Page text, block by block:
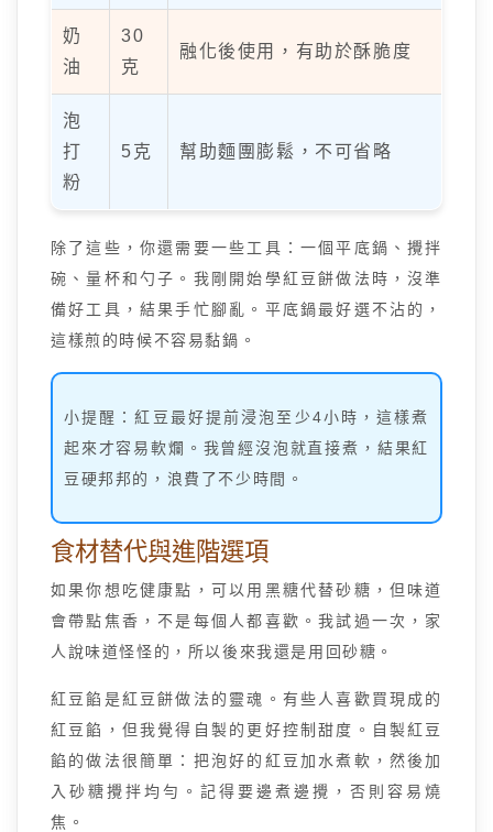
奶
油
30
克
融化後使用，有助於酥脆度
泡
打
粉
5克 幫助麵團膨鬆，不可省略
除了這些，你還需要一些工具：一個平底鍋、攪拌
碗、量杯和勺子。我剛開始學紅豆餅做法時，沒準
備好工具，結果手忙腳亂。平底鍋最好選不沾的，
這樣煎的時候不容易黏鍋。
小提醒：紅豆最好提前浸泡至少4小時，這樣煮
起來才容易軟爛。我曾經沒泡就直接煮，結果紅
豆硬邦邦的，浪費了不少時間。
食材替代與進階選項
如果你想吃健康點，可以用黑糖代替砂糖，但味道
會帶點焦香，不是每個人都喜歡。我試過一次，家
人說味道怪怪的，所以後來我還是用回砂糖。
紅豆餡是紅豆餅做法的靈魂。有些人喜歡買現成的
紅豆餡，但我覺得自製的更好控制甜度。自製紅豆
餡的做法很簡單：把泡好的紅豆加水煮軟，然後加
入砂糖攪拌均勻。記得要邊煮邊攪，否則容易燒
焦。